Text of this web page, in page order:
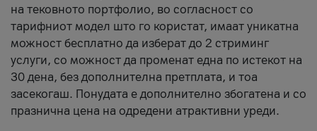
на тековното портфолио, во согласност со
тарифниот модел што го користат, имаат уникатна
можност бесплатно да изберат до 2 стриминг
услуги, со можност да променат една по истекот на
30 дена, без дополнителна претплата, и тоа
засекогаш. Понудата е дополнително збогатена и со
празнична цена на одредени атрактивни уреди.